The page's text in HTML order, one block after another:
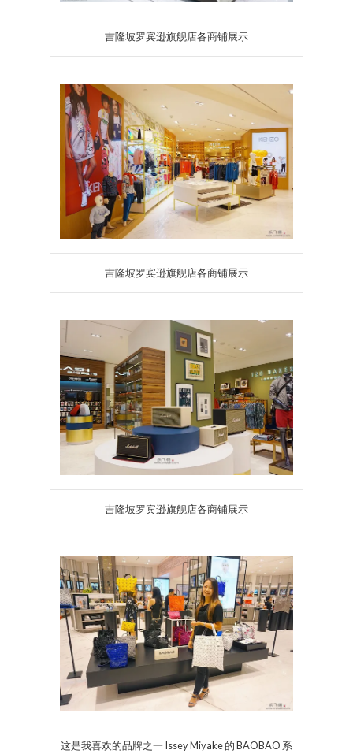
吉隆坡罗宾逊旗舰店各商铺展示
吉隆坡罗宾逊旗舰店各商铺展示
吉隆坡罗宾逊旗舰店各商铺展示
这是我喜欢的品牌之一 Issey Miyake 的 BAOBAO 系